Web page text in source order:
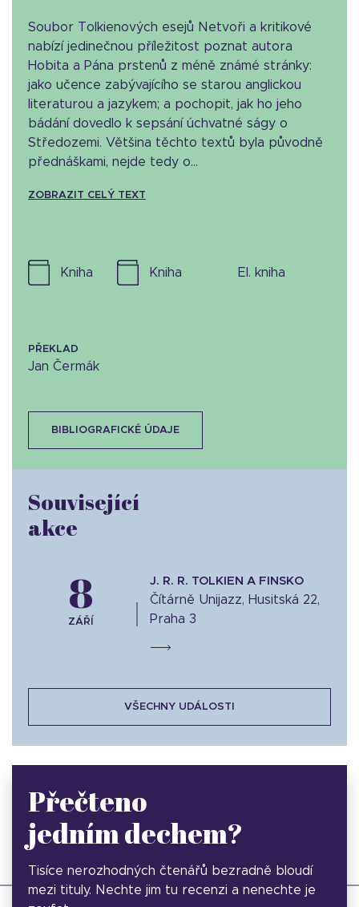
Soubor Tolkienových esejů Netvoři a kritikové
nabízí jedinečnou příležitost poznat autora
Hobita a Pána prstenů z méně známé stránky:
jako učence zabývajícího se starou anglickou
literaturou a jazykem; a pochopit, jak ho jeho
bádání dovedlo k sepsání úchvatné ságy o
Středozemi. Většina těchto textů byla původně
přednáškami, nejde tedy o...
ZOBRAZIT CELÝ TEXT
kniha kniha el. kniha
PŘEKLAD
Jan Čermák
BIBLIOGRAFICKÉ ÚDAJE
Související
akce
8
ZÁŘÍ
J. R. R. TOLKIEN A FINSKO
Čítárně Unijazz, Husitská 22,
Praha 3
VŠECHNY UDÁLOSTI
Přečteno
jedním dechem?
Tisíce nerozhodných čtenářů bezradně bloudí
mezi tituly. Nechte jim tu recenzi a nenechte je